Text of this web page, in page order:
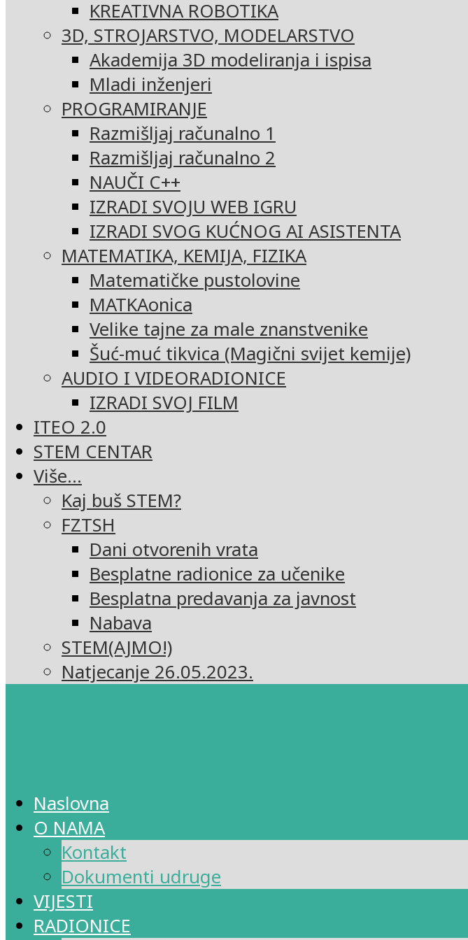
KREATIVNA ROBOTIKA
3D, STROJARSTVO, MODELARSTVO
Akademija 3D modeliranja i ispisa
Mladi inženjeri
PROGRAMIRANJE
Razmišljaj računalno 1
Razmišljaj računalno 2
NAUČI C++
IZRADI SVOJU WEB IGRU
IZRADI SVOG KUĆNOG AI ASISTENTA
MATEMATIKA, KEMIJA, FIZIKA
Matematičke pustolovine
MATKAonica
Velike tajne za male znanstvenike
Šuć-muć tikvica (Magični svijet kemije)
AUDIO I VIDEORADIONICE
IZRADI SVOJ FILM
ITEO 2.0
STEM CENTAR
Više…
Kaj buš STEM?
FZTSH
Dani otvorenih vrata
Besplatne radionice za učenike
Besplatna predavanja za javnost
Nabava
STEM(AJMO!)
Natjecanje 26.05.2023.
Naslovna
O NAMA
Kontakt
Dokumenti udruge
VIJESTI
RADIONICE